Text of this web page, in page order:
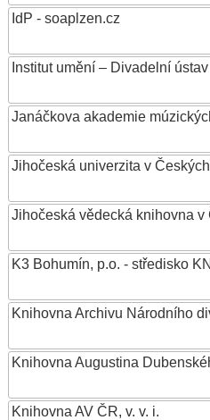
IdP - soaplzen.cz
Institut umění – Divadelní ústav
Janáčkova akademie
Jihočeská univerzita v
Jihočeská vědecká knihovna
K3 Bohumín, p.o. - středisko
Knihovna Archivu Národního
Knihovna Augustina
Knihovna AV ČR, v. v. i.